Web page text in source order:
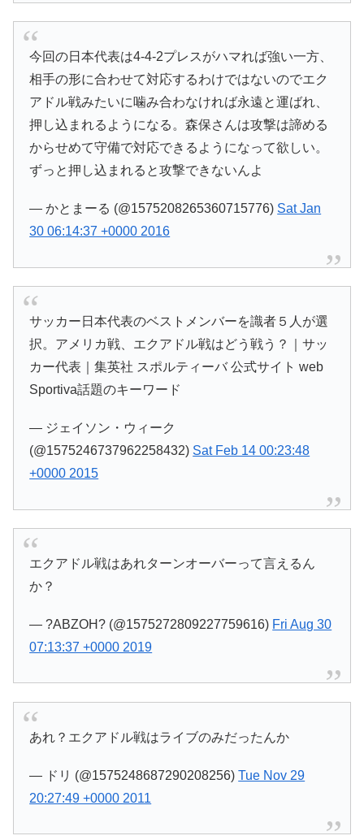
今回の日本代表は4-4-2プレスがハマれば強い一方、
相手の形に合わせて対応するわけではないのでエク
アドル戦みたいに噛み合わなければ永遠と運ばれ、
押し込まれるようになる。森保さんは攻撃は諦める
からせめて守備で対応できるようになって欲しい。
ずっと押し込まれると攻撃できないんよ
— かとまーる (@1575208265360715776) Sat Jan
30 06:14:37 +0000 2016
サッカー日本代表のベストメンバーを識者５人が選
択。アメリカ戦、エクアドル戦はどう戦う？｜サッ
カー代表｜集英社 スポルティーバ 公式サイト web
Sportiva話題のキーワード
— ジェイソン・ウィーク
(@1575246737962258432) Sat Feb 14 00:23:48
+0000 2015
エクアドル戦はあれターンオーバーって言えるん
か？
— ?ABZOH? (@1575272809227759616) Fri Aug 30
07:13:37 +0000 2019
あれ？エクアドル戦はライブのみだったんか
— ドリ (@1575248687290208256)Tue Nov 29
20:27:49 +0000 2011